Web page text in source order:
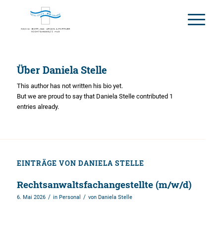
ÜberDaniela Stelle
This author has not written his bio yet.
But we are proud to say that Daniela Stellecontributed 1
entries already.
EINTRÄGE VON DANIELA STELLE
Rechtsanwaltsfachangestellte (m/w/d)
6. Mai 2026 / in Personal / von Daniela Stelle